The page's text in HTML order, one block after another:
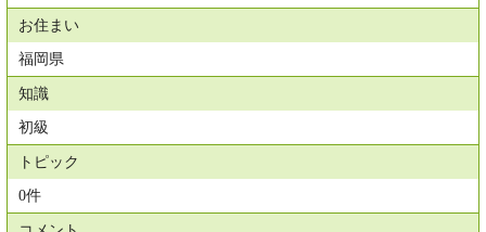
お住まい
福岡県
知識
初級
トピック
0件